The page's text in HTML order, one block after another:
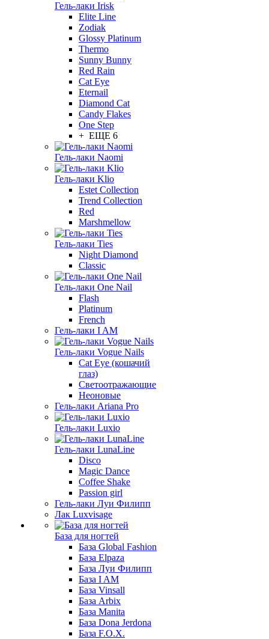
Гель-лаки Irisk
Elite Line
Zodiak
Glossy Platinum
Thermo
Sunny Bunny
Red Rain
Cat Eye
Eternail
Diamond Cat
Candy Flakes
One Step
+ ЕЩЕ 6
Гель-лаки Naomi
Гель-лаки Klio
Estet Collection
Trend Collection
Red
Marshmellow
Гель-лаки Ties
Night Diamond
Classic
Гель-лаки One Nail
Flash
Platinum
French
Гель-лаки I AM
Гель-лаки Vogue Nails
Cat Eye (кошачий
глаз)
Светоотражающие
Неоновые
Гель-лаки Ariana Pro
Гель-лаки Luxio
Гель-лаки LunaLine
Disco
Magic Dance
Coffee Shake
Passion girl
Гель-лаки Луи Филипп
Лак Luxvisage
База для ногтей
База Global Fashion
База Elpaza
База Луи Филипп
База I AM
База Vinsall
База Arbix
База Manita
База Dona Jerdona
База F.O.X.